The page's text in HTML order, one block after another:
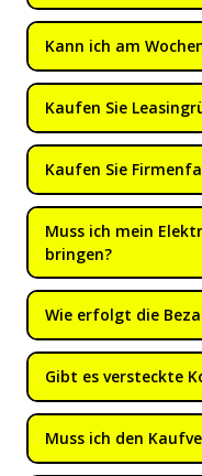
Kann ich am
Kaufen Sie
Kaufen Sie
Muss ich mein
bringen?
Wie erfolgt die
Gibt es versteckte
Muss ich den